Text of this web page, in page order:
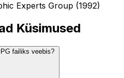
Experts Group (1992)
Küsimused
failiks veebis?